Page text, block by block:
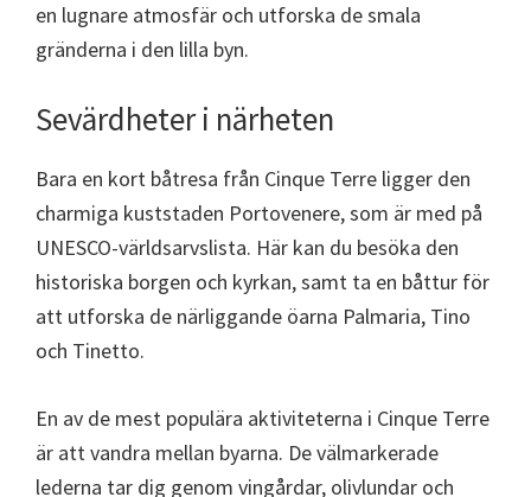
en lugnare atmosfär och utforska de smala
gränderna i den lilla byn.
Sevärdheter i närheten
Bara en kort båtresa från Cinque Terre ligger den
charmiga kuststaden Portovenere, som är med på
UNESCO-världsarvslista. Här kan du besöka den
historiska borgen och kyrkan, samt ta en båttur för
att utforska de närliggande öarna Palmaria, Tino
och Tinetto.
En av de mest populära aktiviteterna i Cinque Terre
är att vandra mellan byarna. De välmarkerade
lederna tar dig genom vingårdar, olivlundar och